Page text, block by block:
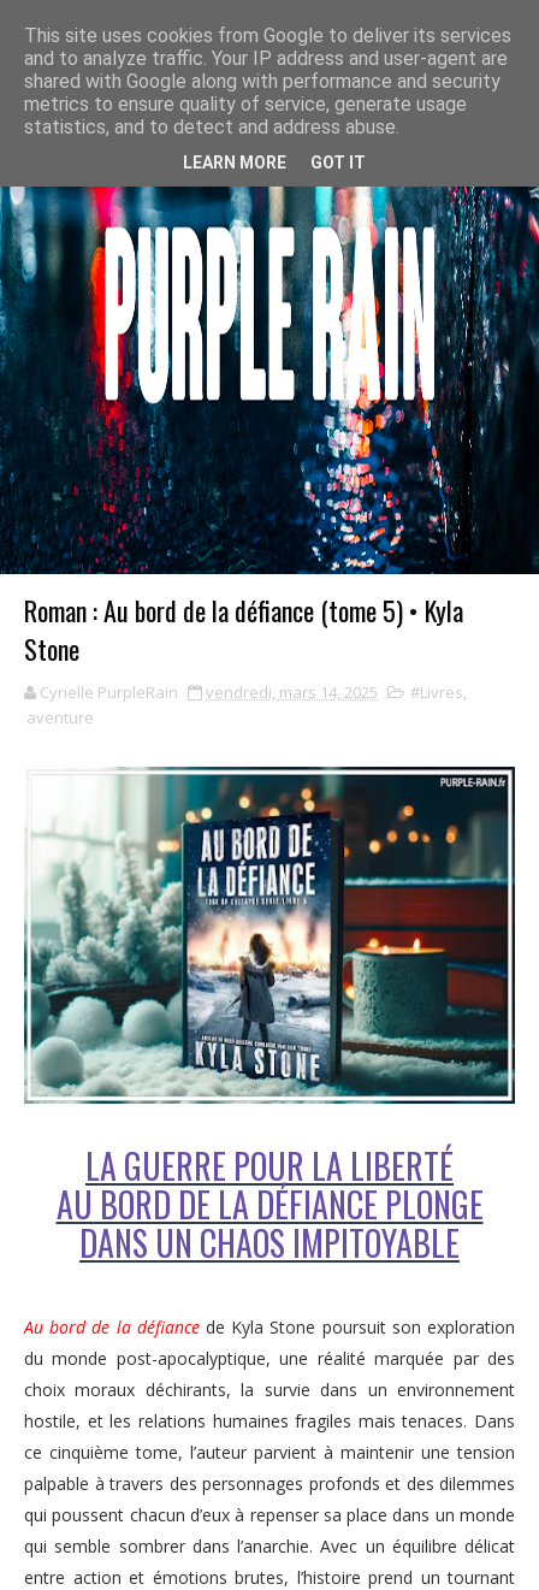
Roman : Au bord de la défiance (tome 5) • Kyla
Stone
Cyrielle PurpleRain vendredi, mars 14, 2025 #Livres,
aventure
LA GUERRE POUR LA LIBERTÉ
AU BORD DE LA DÉFIANCE PLONGE
DANS UN CHAOS IMPITOYABLE
Au bord de la défiancede Kyla Stone poursuit son exploration
du monde post-apocalyptique, une réalité marquée par des
choix moraux déchirants, la survie dans un environnement
hostile, et les relations humaines fragiles mais tenaces. Dans
ce cinquième tome, l’auteur parvient à maintenir une tension
palpable à travers des personnages profonds et des dilemmes
qui poussent chacun d’eux à repenser sa place dans un monde
qui semble sombrer dans l’anarchie. Avec un équilibre délicat
entre action et émotions brutes, l’histoire prend un tournant
This site uses cookies from Google to deliver its services
and to analyze traffic. Your IP address and user-agent are
shared with Google along with performance and security
metrics to ensure quality of service, generate usage
statistics, and to detect and address abuse.
LEARN MORE GOT IT